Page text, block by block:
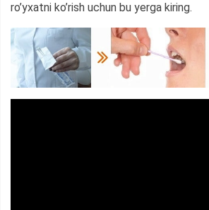
ro’yxatni ko’rish uchun bu yerga kiring.